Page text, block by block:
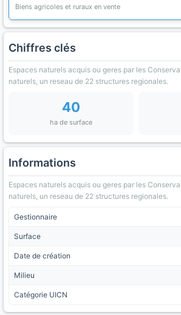
Biens agricoles et ruraux en vente
Chiffres clés
Espaces naturels acquis ou geres par les
naturels, un reseau de 22 structures regionales.
40
ha de surface
Informations
Espaces naturels acquis ou geres par les
naturels, un reseau de 22 structures regionales.
Gestionnaire
Surface
Date de création
Milieu
Catégorie UICN